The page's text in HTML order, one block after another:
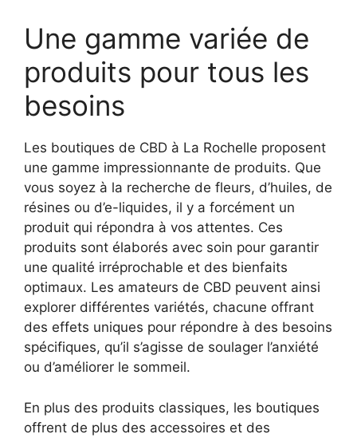
Une gamme variée de
produits pour tous les
besoins
Les boutiques de CBD à La Rochelle proposent
une gamme impressionnante de produits. Que
vous soyez à la recherche de fleurs, d’huiles, de
résines ou d’e-liquides, il y a forcément un
produit qui répondra à vos attentes. Ces
produits sont élaborés avec soin pour garantir
une qualité irréprochable et des bienfaits
optimaux. Les amateurs de CBD peuvent ainsi
explorer différentes variétés, chacune offrant
des effets uniques pour répondre à des besoins
spécifiques, qu’il s’agisse de soulager l’anxiété
ou d’améliorer le sommeil.
En plus des produits classiques, les boutiques
offrent de plus des accessoires et des